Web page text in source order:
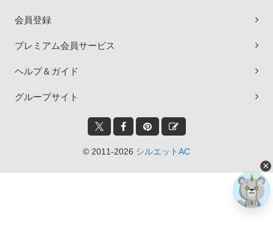
会員登録
プレミアム会員サービス
ヘルプ＆ガイド
グループサイト
© 2011-2026 シルエットAC
×